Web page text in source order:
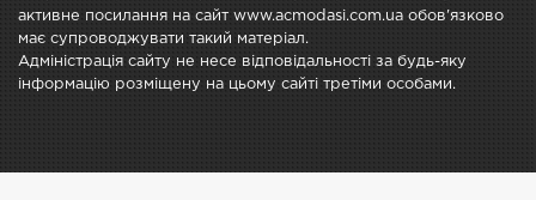
активне посилання на сайт www.acmodasi.com.ua обов'язково
має супроводжувати такий матеріал.
Адміністрація сайту не несе відповідальності за будь-яку
інформацію розміщену на цьому сайті третіми особами.